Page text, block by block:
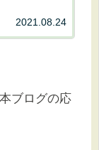
よ。GP03毎年...
2021.08.24
ブログの応